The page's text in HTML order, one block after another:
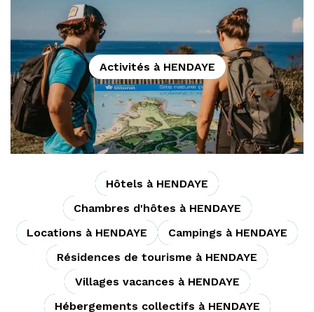
Activités à HENDAYE
Hôtels à HENDAYE
Chambres d'hôtes à HENDAYE
Locations à HENDAYE
Campings à HENDAYE
Résidences de tourisme à HENDAYE
Villages vacances à HENDAYE
Hébergements collectifs à HENDAYE